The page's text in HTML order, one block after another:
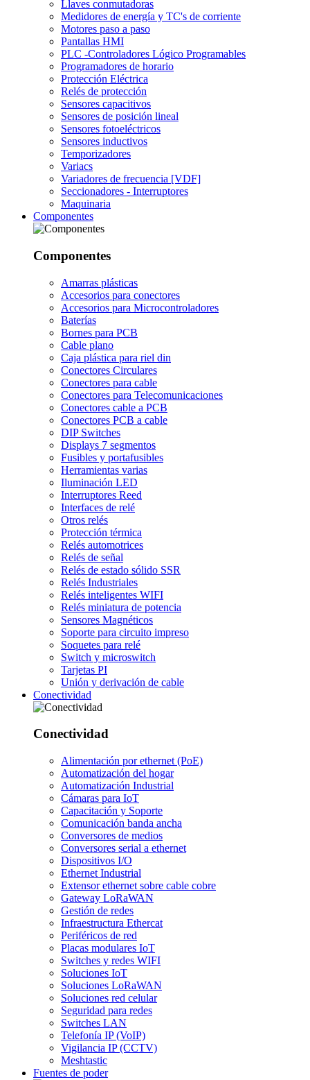
Llaves conmutadoras
Medidores de energía y TC's de corriente
Motores paso a paso
Pantallas HMI
PLC -Controladores Lógico Programables
Programadores de horario
Protección Eléctrica
Relés de protección
Sensores capacitivos
Sensores de posición lineal
Sensores fotoeléctricos
Sensores inductivos
Temporizadores
Variacs
Variadores de frecuencia [VDF]
Seccionadores - Interruptores
Maquinaria
Componentes
Componentes
Amarras plásticas
Accesorios para conectores
Accesorios para Microcontroladores
Baterías
Bornes para PCB
Cable plano
Caja plástica para riel din
Conectores Circulares
Conectores para cable
Conectores para Telecomunicaciones
Conectores cable a PCB
Conectores PCB a cable
DIP Switches
Displays 7 segmentos
Fusibles y portafusibles
Herramientas varias
Iluminación LED
Interruptores Reed
Interfaces de relé
Otros relés
Protección térmica
Relés automotrices
Relés de señal
Relés de estado sólido SSR
Relés Industriales
Relés inteligentes WIFI
Relés miniatura de potencia
Sensores Magnéticos
Soporte para circuito impreso
Soquetes para relé
Switch y microswitch
Tarjetas PI
Unión y derivación de cable
Conectividad
Conectividad
Alimentación por ethernet (PoE)
Automatización del hogar
Automatización Industrial
Cámaras para IoT
Capacitación y Soporte
Comunicación banda ancha
Conversores de medios
Conversores serial a ethernet
Dispositivos I/O
Ethernet Industrial
Extensor ethernet sobre cable cobre
Gateway LoRaWAN
Gestión de redes
Infraestructura Ethercat
Periféricos de red
Placas modulares IoT
Switches y redes WIFI
Soluciones IoT
Soluciones LoRaWAN
Soluciones red celular
Seguridad para redes
Switches LAN
Telefonía IP (VoIP)
Vigilancia IP (CCTV)
Meshtastic
Fuentes de poder